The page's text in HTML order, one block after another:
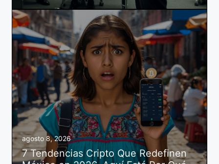
agosto 8, 2026
7 Tendencias Cripto Que Redefinen